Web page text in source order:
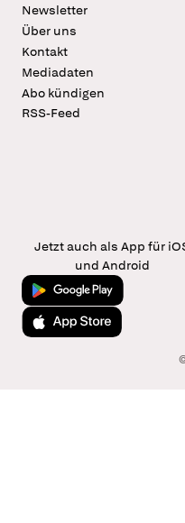
Newsletter
Über uns
Kontakt
Mediadaten
Abo kündigen
RSS-Feed
Jetzt auch als App für
und Android
Jetzt bei Google Play
Laden im App Store